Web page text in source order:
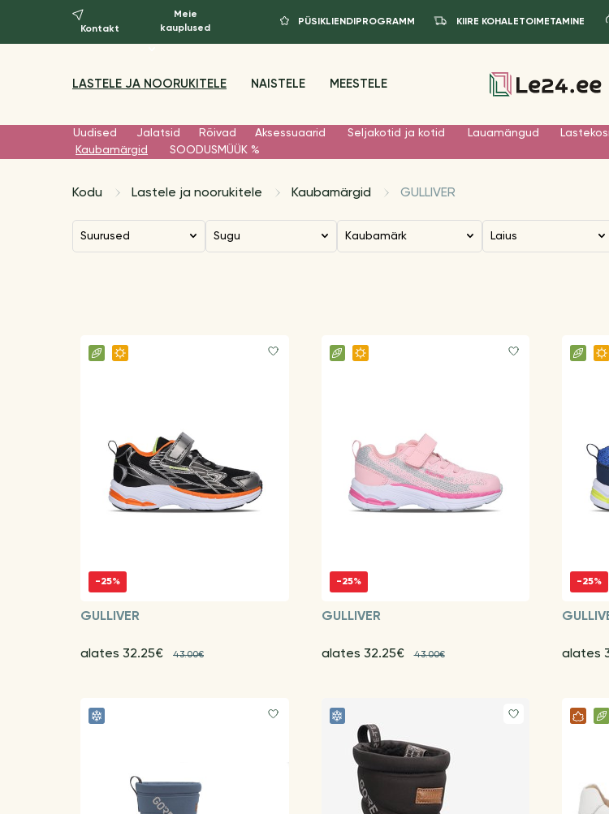
Kontakt
Meie
kauplused
PÜSIKLIENDIPROGRAMM KIIRE KOHALETOIMETAMINE
LASTELE JA NOORUKITELE NAISTELE MEESTELE
Uudised Jalatsid Rõivad Aksessuaarid Seljakotid ja kotid Lauamängud
Kaubamärgid
SOODUSMÜÜK %
Kodu Lastele ja noorukitele Kaubamärgid GULLIVER
Suurused Sugu Kaubamärk Laius
-25%
GULLIVER
alates 32.25€ 43.00€
-25%
GULLIVER
alates 32.25€ 43.00€
-25%
alates